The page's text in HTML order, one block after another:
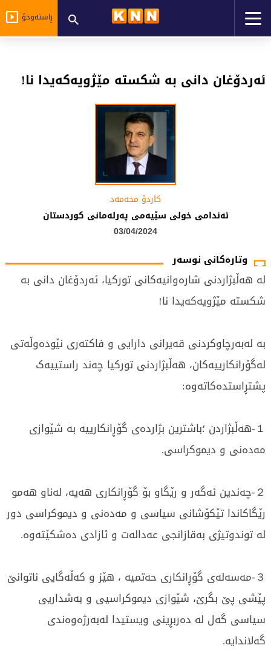
ڕاستەوخۆ
ئەردۆغان دانی بە شکستە مێژویەکەیدا نا!
کاردۆ محەمەد
ئەندامى خولى سێیەمى پەرلەمانى کوردستان
03/04/2024
وتارەکانی نوسەر
لە هەڵبژاردنی شارەوانیەکانی تورکیا، ئەردۆغان دانی بە
شکستە مێژویەکەیدا نا!
بە لەبەرچاوکردنی قەیرانی دارایی و فاکتەری نێودەوڵەتی
لەگۆرانکارییەکان، هەڵبژاردنی تورکیا چەند راستییەک
پشتڕاستدەکاتەوە:
１-هەڵبژاردن ؛باشترین بژاردەی گۆڕانکارییە بە شێوازی
مەدەنی و دیموکراسی.
２-چەندین ئەگەر و رێگاو بۆ گۆڕانکاری هەیە، لەناو هەمو
رێگاکاندا تێکۆشانی سیاسی و مەدەنی و دیموکراسی دور
لە توندوتیژی بەقازانجی عەدالەت و ئازادی دەشکێتەوە.
３-مەسەلەی گۆڕانکاری حەتميه ، هێز و کەڵەگایی ناتوانێ
پێشی پێ بگرێ، شێوازی دیموکراسیی و بەشداریی
سیاسی گەل لە دەربڕینی ویستیدا لەبەرژەوەندی
گەلاندایە.